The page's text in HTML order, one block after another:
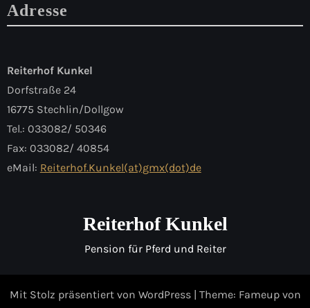
Adresse
Reiterhof Kunkel
Dorfstraße 24
16775 Stechlin/Dollgow
Tel.: 033082/ 50346
Fax: 033082/ 40854
eMail: Reiterhof.Kunkel(at)gmx(dot)de
Reiterhof Kunkel
Pension für Pferd und Reiter
Mit Stolz präsentiert von WordPress | Theme: Fameup von